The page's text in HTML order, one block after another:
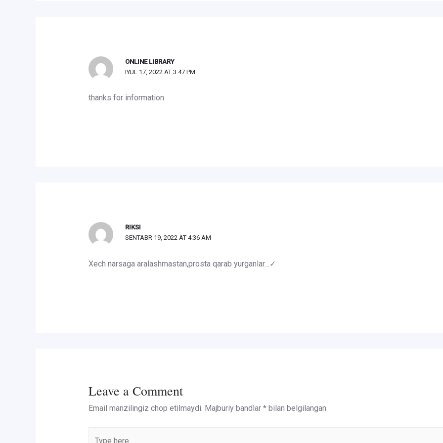
ONLINE LIBRARY
IYUL 17, 2022 AT 3:47 PM
thanks for information
RIKSI
SENTABR 19, 2022 AT 4:36 AM
Xech narsaga aralashmastan,prosta qarab yurganlar…✓
Leave a Comment
Email manzilingiz chop etilmaydi. Majburiy bandlar *bilan belgilangan